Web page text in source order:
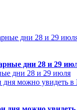
дни 28 и 29
дни 28 и 29 июля